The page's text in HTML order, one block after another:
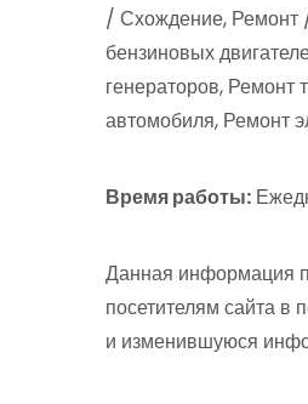
/ Схождение, Ремонт
бензиновых
генераторов, Ремонт
автомобиля, Ремонт
Время работы:
Данная информация
посетителям сайта в
и изменившуюся